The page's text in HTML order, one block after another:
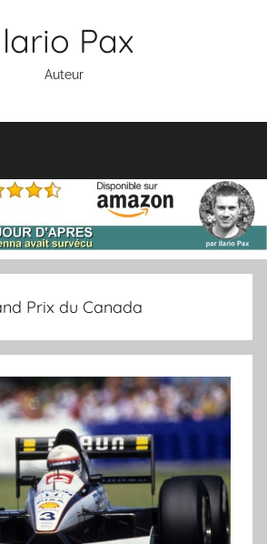
Pax
Auteur
Prix du Canada